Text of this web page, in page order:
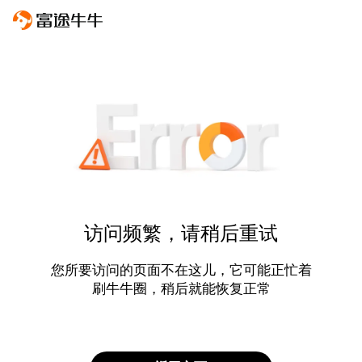
访问频繁，请稍后重试
您所要访问的页面不在这儿，它可能正忙着
刷牛牛圈，稍后就能恢复正常